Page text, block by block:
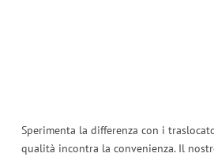
Sperimenta la differenza con i
qualità incontra la convenienza. Il